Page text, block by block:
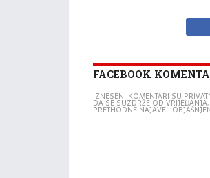
FACEBOOK
IZNESENI KOMENTARI SU
DA SE SUZDRŽE OD
PRETHODNE NAJAVE I